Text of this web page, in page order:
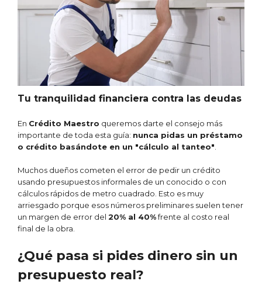
Tu tranquilidad financiera contra las deudas
En Crédito Maestro queremos darte el consejo más
importante de toda esta guía: nunca pidas un préstamo
o crédito basándote en un "cálculo al tanteo"
Muchos dueños cometen el error de pedir un crédito
usando presupuestos informales de un conocido o con
cálculos rápidos de metro cuadrado. Esto es muy
arriesgado porque esos números preliminares suelen tener
un margen de error del 20% al 40%frente al costo real
final de la obra.
¿Qué pasa si pides dinero sin un
presupuesto real?